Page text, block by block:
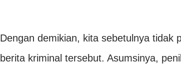
Dengan demikian, kita sebetulnya tidak
berita kriminal tersebut. Asumsinya,